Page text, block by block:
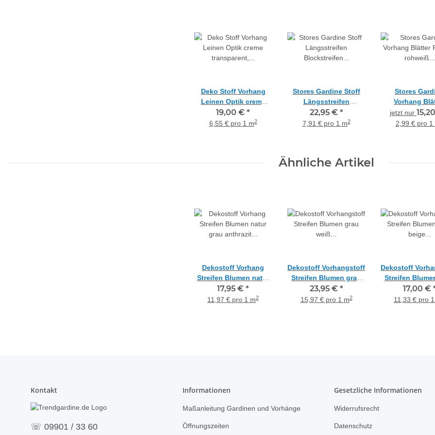
Deko Stoff Vorhang
Leinen Optik creme
transparent, Reststück
2 m
19,00 € *
6,55 € pro 1 m2
Stores Gardine Stoff
Längsstreifen
Blockstreifen weiß
transparent, Meterware
22,95 € *
7,91 € pro 1 m2
Stores
Vorhang
Ranken
transp.,
jetzt nur
2,99 € pro 1
Ähnliche Artikel
Dekostoff Vorhang
Streifen Blumen natur
grau anthrazit
teiltransparent,
17,95 € *
11,97 € pro 1 m2
Dekostoff Vorhangstoff
Streifen Blumen grau
weiß taupe
teiltransparent,
23,95 € *
15,97 € pro 1 m2
Dekostoff
Streifen
beige
17,00 €
11,33 € pro
Kontakt
☏ 09901 / 33 60
Informationen
Maßanleitung Gardinen und Vorhänge
Öffnungszeiten
Gesetzliche Informationen
Widerrufsrecht
Datenschutz